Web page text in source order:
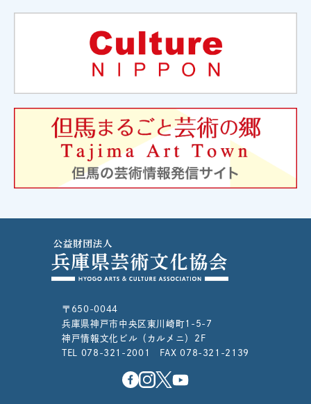
〒650-0044
兵庫県神戸市中央区東川崎町1-5-7
神戸情報文化ビル（カルメニ）2F
TEL 078-321-2001 FAX 078-321-2139